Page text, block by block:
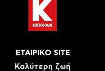
ΕΤΑΙΡΙΚΟ SITE
Καλύτερη ζωή